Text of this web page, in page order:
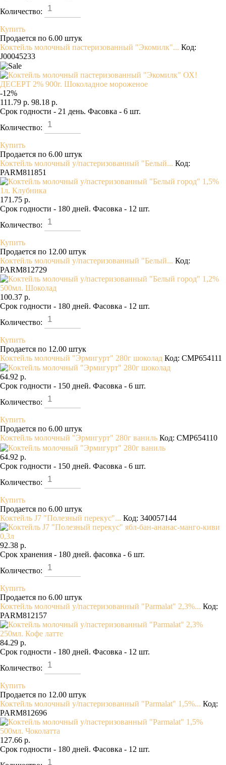
Количество:
Купить
Продается по 6.00 штук
Коктейль молочный пастеризованный "Экомилк"... Код:
J00045233
-12%
111.79 р. 98.18 р.
Срок годности - 21 день. Фасовка - 6 шт.
Количество:
Купить
Продается по 6.00 штук
Коктейль молочный у/пастеризованный "Белый... Код:
PARM811851
171.75 р.
Срок годности - 180 дней. Фасовка - 12 шт.
Количество:
Купить
Продается по 12.00 штук
Коктейль молочный у/пастеризованный "Белый... Код:
PARM812729
100.37 р.
Срок годности - 180 дней. Фасовка - 12 шт.
Количество:
Купить
Продается по 12.00 штук
Коктейль молочный "Эрмигурт" 280г шоколад Код: CMP654111
64.92 р.
Срок годности - 150 дней. Фасовка - 6 шт.
Количество:
Купить
Продается по 6.00 штук
Коктейль молочный "Эрмигурт" 280г ваниль Код: CMP654110
64.92 р.
Срок годности - 150 дней. Фасовка - 6 шт.
Количество:
Купить
Продается по 6.00 штук
Коктейль J7 "Полезный перекус"... Код: 340057144
92.38 р.
Срок хранения - 180 дней. фасовка - 6 шт.
Количество:
Купить
Продается по 6.00 штук
Коктейль молочный у/пастеризованный "Parmalat" 2,3%... Код:
PARM812157
84.29 р.
Срок годности - 180 дней. Фасовка - 12 шт.
Количество:
Купить
Продается по 12.00 штук
Коктейль молочный у/пастеризованный "Parmalat" 1,5%... Код:
PARM812696
127.66 р.
Срок годности - 180 дней. Фасовка - 12 шт.